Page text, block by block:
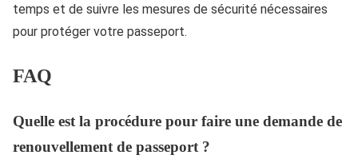
temps et de suivre les mesures de sécurité nécessaires
pour protéger votre passeport.
FAQ
Quelle est la procédure pour faire une demande de
renouvellement de passeport ?